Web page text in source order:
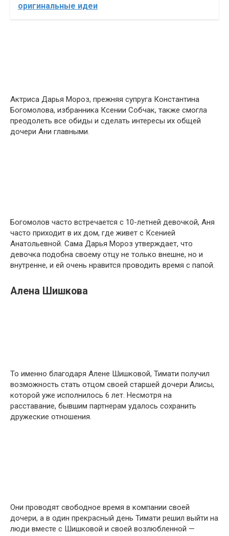
оригинальные идеи
Актриса Дарья Мороз, прежняя супруга Константина
Богомолова, избранника Ксении Собчак, также смогла
преодолеть все обиды и сделать интересы их общей
дочери Ани главными.
Богомолов часто встречается с 10-летней девочкой, Аня
часто приходит в их дом, где живет с Ксенией
Анатольевной. Сама Дарья Мороз утверждает, что
девочка подобна своему отцу не только внешне, но и
внутренне, и ей очень нравится проводить время с папой.
Алена Шишкова
То именно благодаря Алене Шишковой, Тимати получил
возможность стать отцом своей старшей дочери Алисы,
которой уже исполнилось 6 лет. Несмотря на
расставание, бывшим партнерам удалось сохранить
дружеские отношения.
Они проводят свободное время в компании своей
дочери, а в один прекрасный день Тимати решил выйти на
люди вместе с Шишковой и своей возлюбленной —